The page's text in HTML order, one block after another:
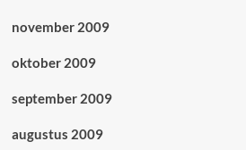
november 2009
oktober 2009
september 2009
augustus 2009